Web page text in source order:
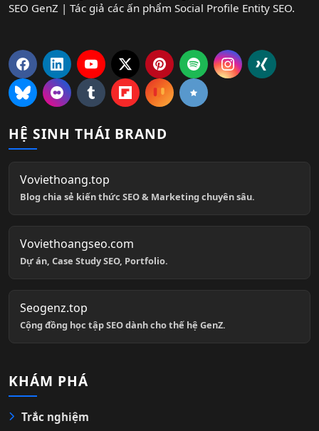
SEO GenZ | Tác giả các ấn phẩm Social Profile Entity SEO.
HỆ SINH THÁI BRAND
Voviethoang.top
Blog chia sẻ kiến thức SEO & Marketing chuyên sâu.
Voviethoangseo.com
Dự án, Case Study SEO, Portfolio.
Seogenz.top
Cộng đồng học tập SEO dành cho thế hệ GenZ.
KHÁM PHÁ
Trắc nghiệm